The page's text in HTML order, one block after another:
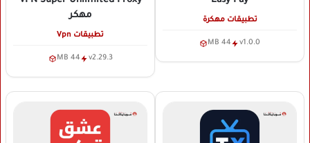
تطبيقات مهكرة
v1.0.0
44 MB
مهكر
تطبيقات Vpn
v2.29.3
44 MB